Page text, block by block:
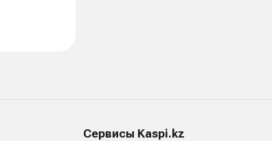
Сервисы Kaspi.kz